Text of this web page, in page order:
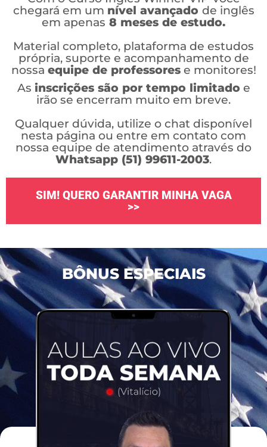
chegará em um nível avançado de inglês
em apenas 8 meses de estudo.
Material completo, plataforma de estudos
própria, suporte e acompanhamento de
nossa equipe de professorese monitores!
As inscrições são por tempo limitado e
irão se encerram muito em breve.
Qualquer dúvida, utilize o chat disponível
nesta página ou entre em contato com
nossa equipe de atendimento através do
Whatsapp (51) 99611-2003.
SIM! QUERO GARANTIR MINHA VAGA
>>
BÔNUS ESPECIAIS